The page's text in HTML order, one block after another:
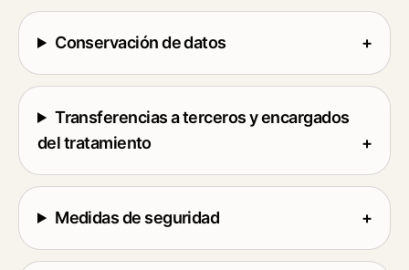
Conservación de datos +
Transferencias a terceros y encargados
del tratamiento
+
Medidas de seguridad +